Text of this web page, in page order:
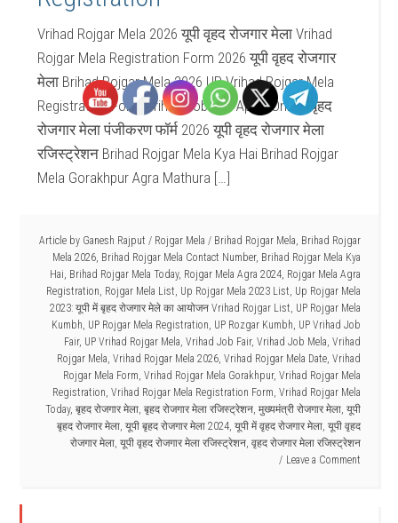
Vrihad Rojgar Mela 2026 यूपी वृहद रोजगार मेला Vrihad
Rojgar Mela Registration Form 2026 यूपी वृहद रोजगार
मेला Brihad Rojgar Mela 2026 UP Vrihad Rojgar Mela
Registration Form Vrihad Job Fair Apply Online बृहद
रोजगार मेला पंजीकरण फॉर्म 2026 यूपी वृहद रोजगार मेला
रजिस्ट्रेशन Brihad Rojgar Mela Kya Hai Brihad Rojgar
Mela Gorakhpur Agra Mathura […]
Article by Ganesh Rajput / Rojgar Mela / Brihad Rojgar Mela, Brihad Rojgar
Mela 2026, Brihad Rojgar Mela Contact Number, Brihad Rojgar Mela Kya
Hai, Brihad Rojgar Mela Today, Rojgar Mela Agra 2024, Rojgar Mela Agra
Registration, Rojgar Mela List, Up Rojgar Mela 2023 List, Up Rojgar Mela
2023: यूपी में बृहद रोजगार मेले का आयोजन Vrihad Rojgar List, UP Rojgar Mela
Kumbh, UP Rojgar Mela Registration, UP Rozgar Kumbh, UP Vrihad Job
Fair, UP Vrihad Rojgar Mela, Vrihad Job Fair, Vrihad Job Mela, Vrihad
Rojgar Mela, Vrihad Rojgar Mela 2026, Vrihad Rojgar Mela Date, Vrihad
Rojgar Mela Form, Vrihad Rojgar Mela Gorakhpur, Vrihad Rojgar Mela
Registration, Vrihad Rojgar Mela Registration Form, Vrihad Rojgar Mela
Today, बृहद रोजगार मेला, बृहद रोजगार मेला रजिस्ट्रेशन, मुख्यमंत्री रोजगार मेला, यूपी
बृहद रोजगार मेला, यूपी बृहद रोजगार मेला 2024, यूपी में वृहद रोजगार मेला, यूपी वृहद
रोजगार मेला, यूपी वृहद रोजगार मेला रजिस्ट्रेशन, वृहद रोजगार मेला रजिस्ट्रेशन
Leave a Comment